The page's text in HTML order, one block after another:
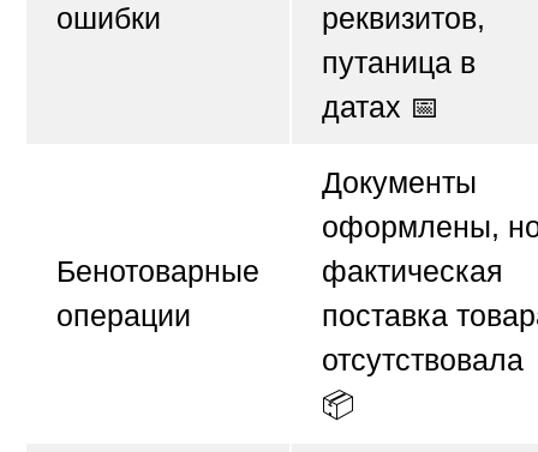
ошибки
реквизитов,
путаница в
датах 📅
Бенотоварные
операции
Документы
оформлены,
фактическая
поставка
отсутствовала
📦